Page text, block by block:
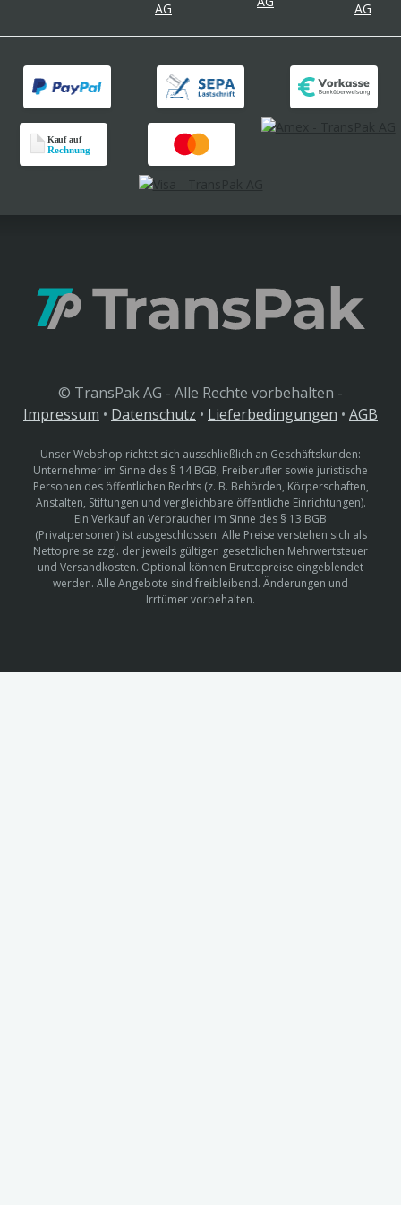
© TransPak AG - Alle Rechte vorbehalten -
Impressum • Datenschutz • Lieferbedingungen • AGB
Unser Webshop richtet sich ausschließlich an Geschäftskunden:
Unternehmer im Sinne des § 14 BGB, Freiberufler sowie juristische
Personen des öffentlichen Rechts (z. B. Behörden, Körperschaften,
Anstalten, Stiftungen und vergleichbare öffentliche Einrichtungen).
Ein Verkauf an Verbraucher im Sinne des § 13 BGB
(Privatpersonen) ist ausgeschlossen. Alle Preise verstehen sich als
Nettopreise zzgl. der jeweils gültigen gesetzlichen Mehrwertsteuer
und Versandkosten. Optional können Bruttopreise eingeblendet
werden. Alle Angebote sind freibleibend. Änderungen und
Irrtümer vorbehalten.